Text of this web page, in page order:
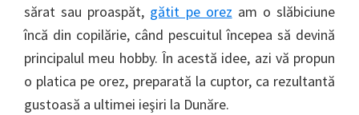
sărat sau proaspăt, gătit pe orez am o slăbiciune
încă din copilărie, când pescuitul începea să devină
principalul meu hobby. În acestă idee, azi vă propun
o platica pe orez, preparată la cuptor, ca rezultantă
gustoasă a ultimei ieşiri la Dunăre.